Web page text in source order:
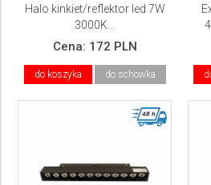
Halo kinkiet/reflektor led 7W
3000K...
Cena: 172 PLN
do koszyka do schowka